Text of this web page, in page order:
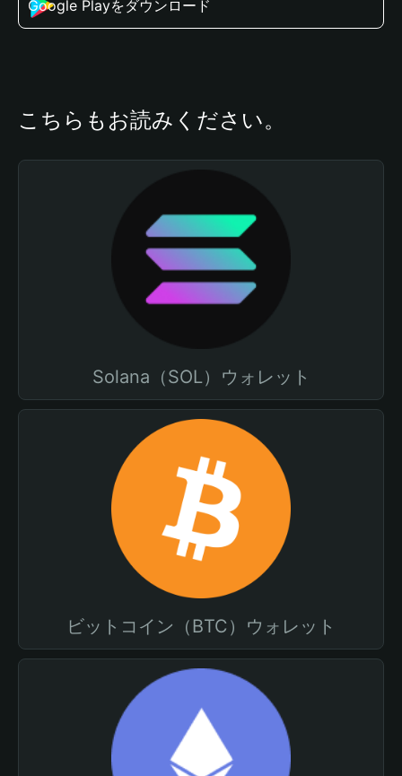
Google Playをダウンロード
こちらもお読みください。
Solana（SOL）ウォレット
ビットコイン（BTC）ウォレット